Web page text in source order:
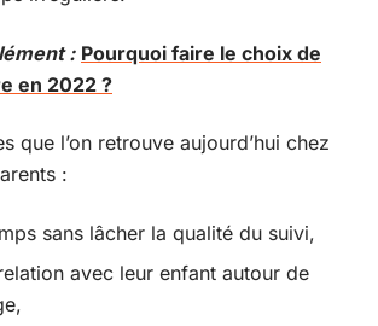
: Pourquoi faire le choix de
en 2022 ?
que l’on retrouve aujourd’hui chez
:
sans lâcher la qualité du suivi,
avec leur enfant autour de